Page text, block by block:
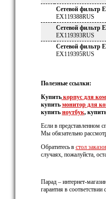
Сетевой фильтр
EX119388RUS
Сетевой фильтр
EX119393RUS
Сетевой фильтр
EX119395RUS
Полезные ссылки:
Купитькорпус для
купить монитор для
купить ноутбук,
Если в представленном
Мы обязательно
Обратитесь в стол
случаях, пожалуйста,
Парад – интернет-
гарантия в